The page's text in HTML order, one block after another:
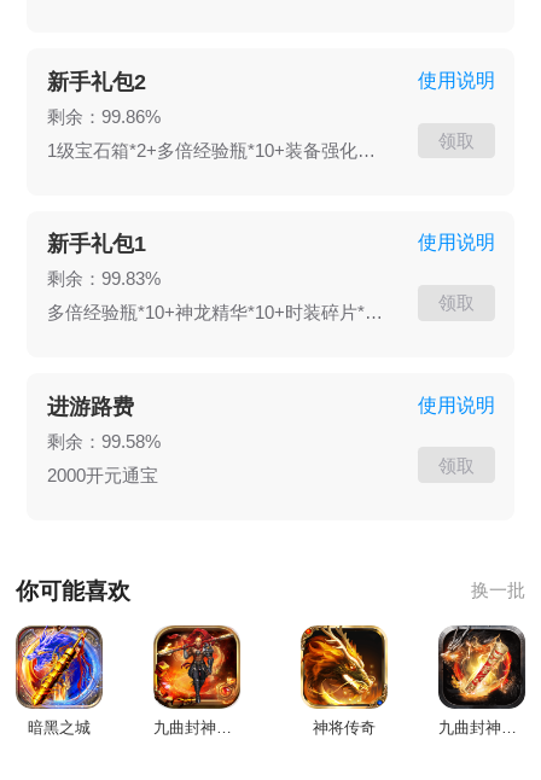
新手礼包2
剩余：99.86%
1级宝石箱*2+多倍经验瓶*10+装备强化石*10+元宝*20w
使用说明
领取
新手礼包1
剩余：99.83%
多倍经验瓶*10+神龙精华*10+时装碎片*10+元宝*10w
使用说明
领取
进游路费
剩余：99.58%
2000开元通宝
使用说明
领取
你可能喜欢 换一批
暗黑之城 九曲封神绿色生态版 神将传奇 九曲封神高爆版